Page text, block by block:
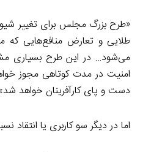
«طرح بزرگ مجلس برای تغییر
طلایی و تعارض منافع‌هایی که
می‌شود… در این طرح بسیاری
امنیت در مدت کوتاهی مجوز
دست و پای کارآفرینان خواهد
اما در دیگر سو کاربری یا